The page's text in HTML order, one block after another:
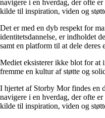
navigere i en hverdag, der ofte
kilde til inspiration, viden og
Det er med en dyb respekt for
identitetsdannelse, er indholdet
samt en platform til at dele deres
Mediet eksisterer ikke blot for at
fremme en kultur af støtte og
I hjertet af Storby Mor findes en
navigere i en hverdag, der ofte
kilde til inspiration, viden og